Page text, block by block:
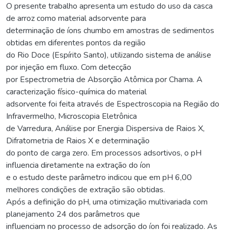
O presente trabalho apresenta um estudo do uso da casca
de arroz como material adsorvente para
determinação de íons chumbo em amostras de sedimentos
obtidas em diferentes pontos da região
do Rio Doce (Espírito Santo), utilizando sistema de análise
por injeção em fluxo. Com detecção
por Espectrometria de Absorção Atômica por Chama. A
caracterização físico-química do material
adsorvente foi feita através de Espectroscopia na Região do
Infravermelho, Microscopia Eletrônica
de Varredura, Análise por Energia Dispersiva de Raios X,
Difratometria de Raios X e determinação
do ponto de carga zero. Em processos adsortivos, o pH
influencia diretamente na extração do íon
e o estudo deste parâmetro indicou que em pH 6,00
melhores condições de extração são obtidas.
Após a definição do pH, uma otimização multivariada com
planejamento 24 dos parâmetros que
influenciam no processo de adsorção do íon foi realizado. As